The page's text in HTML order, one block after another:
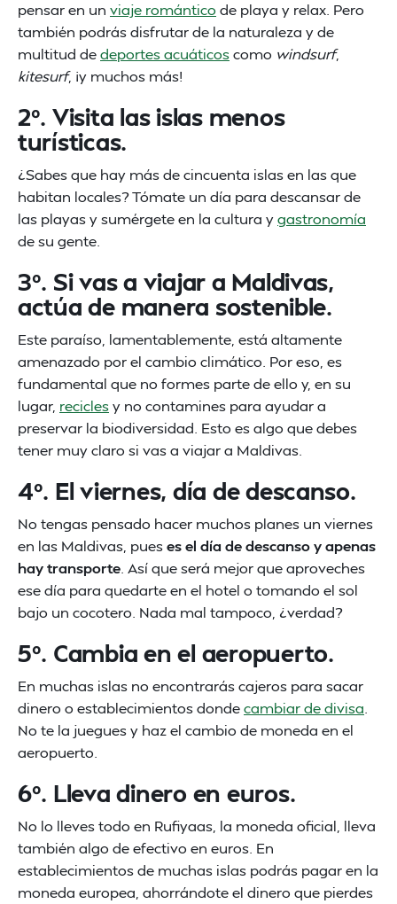
pensar en un viaje romántico de playa y relax. Pero
también podrás disfrutar de la naturaleza y de
multitud dedeportes acuáticoscomo windsurf,
kitesurf, ¡y muchos más!
2º. Visita las islas menos
turísticas.
¿Sabes que hay más de cincuenta islas en las que
habitan locales? Tómate un día para descansar de
las playas y sumérgete en la cultura ygastronomía
de su gente.
3º. Si vas a viajar a Maldivas,
actúa de manera sostenible.
Este paraíso, lamentablemente, está altamente
amenazado por el cambio climático. Por eso, es
fundamental que no formes parte de ello y, en su
lugar, reciclesy no contamines para ayudar a
preservar la biodiversidad. Esto es algo que debes
tener muy claro si vas a viajar a Maldivas.
4º. El viernes, día de descanso.
No tengas pensado hacer muchos planes un viernes
en las Maldivas, pueses el día de descanso y apenas
hay transporte. Así que será mejor que aproveches
ese día para quedarte en el hotel o tomando el sol
bajo un cocotero. Nada mal tampoco, ¿verdad?
5º. Cambia en el aeropuerto.
En muchas islas no encontrarás cajeros para sacar
dinero o establecimientos dondecambiar de divisa.
No te la juegues y haz el cambio de moneda en el
aeropuerto.
6º. Lleva dinero en euros.
No lo lleves todo en Rufiyaas, la moneda oficial, lleva
también algo de efectivo en euros. En
establecimientos de muchas islas podrás pagar en la
moneda europea, ahorrándote el dinero que pierdes